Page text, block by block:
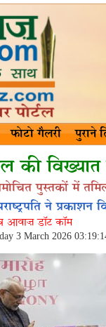
फोटो गैलरी पुराने
की
पुस्तकों में
ने
आवाज़ डॉट कॉम
3 March 2026